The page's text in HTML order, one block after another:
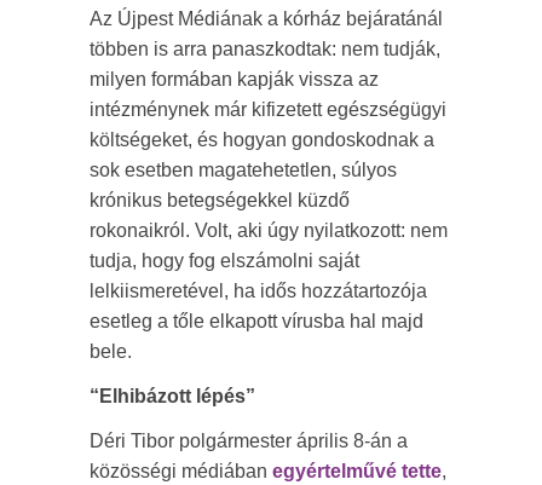
Az Újpest Médiának a kórház bejáratánál
többen is arra panaszkodtak: nem tudják,
milyen formában kapják vissza az
intézménynek már kifizetett egészségügyi
költségeket, és hogyan gondoskodnak a
sok esetben magatehetetlen, súlyos
krónikus betegségekkel küzdő
rokonaikról. Volt, aki úgy nyilatkozott: nem
tudja, hogy fog elszámolni saját
lelkiismeretével, ha idős hozzátartozója
esetleg a tőle elkapott vírusba hal majd
bele.
“Elhibázott lépés”
Déri Tibor polgármester április 8-án a
közösségi médiában egyértelművé tette,